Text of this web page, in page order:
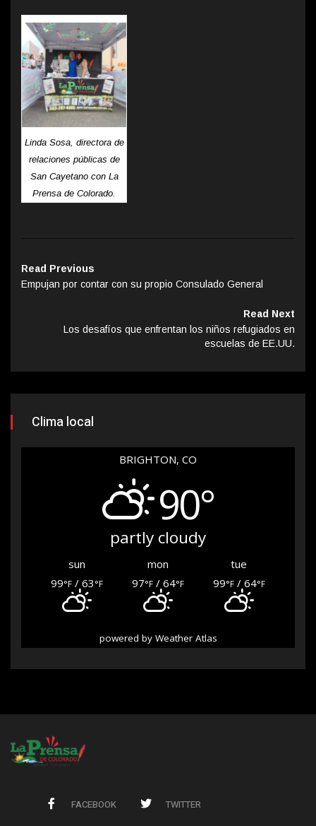
Linda Sosa, directora de
relaciones públicas de
San Cayetano con La
Prensa de Colorado.
Read Previous
Empujan por contar con su propio Consulado General
Read Next
Los desafíos que enfrentan los niños refugiados en
escuelas de EE.UU.
Clima local
BRIGHTON, CO
90°
partly cloudy
sun mon
tue
99°F / 63°F 97°F/ 64°F 99°F/ 64°F
powered by Weather Atlas
FACEBOOK TWITTER